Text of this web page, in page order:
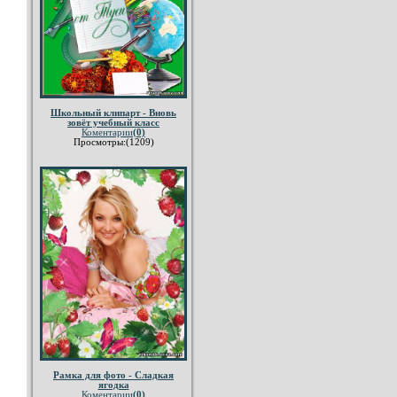
Школьный клипарт - Вновь
зовёт учебный класс
Коментарии(0)
Просмотры:(1209)
Рамка для фото - Сладкая
ягодка